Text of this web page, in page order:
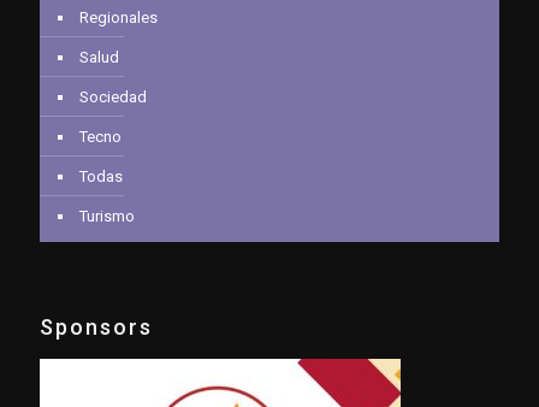
Regionales
Salud
Sociedad
Tecno
Todas
Turismo
Sponsors